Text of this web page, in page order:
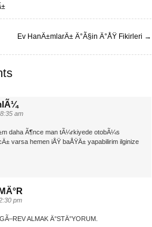
Ev HanÄ±mlarÄ± Ä°Ã§in Ä°ÅŸ Fikirleri →
am
daha Ã¶nce man tÃ¼rkiyede otobÃ¼s
varsa hemen iÅŸ baÅŸÄ± yapabilirim ilginize
pm
ALMAK Ä°STÄ°YORUM.